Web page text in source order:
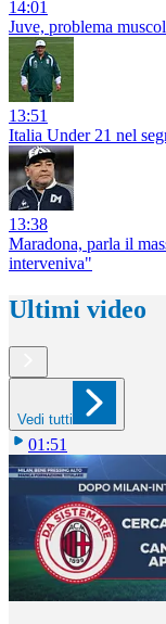
14:01
Juve, problema
13:51
Italia Under 21 nel
13:38
Maradona, parla il
interveniva"
Ultimi video
Vedi tutti
01:51